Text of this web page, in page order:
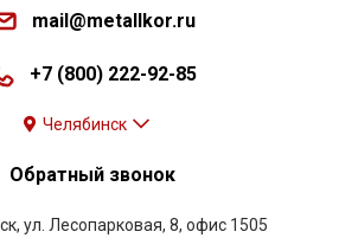
mail@metallkor.ru
+7 (800) 222-92-85
Челябинск
Обратный звонок
ул. Лесопарковая, 8, офис 1505